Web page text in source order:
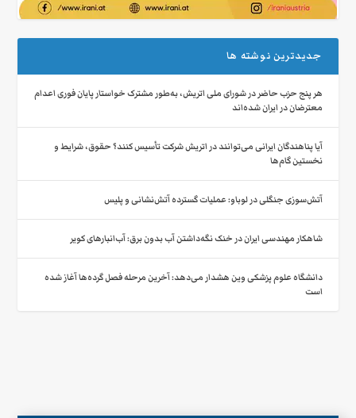
جدیدترین نوشته ها
هر پنج حزب حاضر در شورای ملی اتریش، به‌طور مشترک خواستار پایان فوری اعدام
معترضان در ایران شده‌اند
آیا پناهندگان ایرانی می‌توانند در اتریش شرکت تأسیس کنند؟ حقوق، شرایط و
نخستین گام‌ها
آتش‌سوزی جنگلی در لوباو: عملیات گسترده آتش‌نشانی و پلیس
شاهکار مهندسی ایران در خنک نگه‌داشتن آب بدون برق: آب‌انبارهای کویر
دانشگاه علوم پزشکی وین هشدار می‌دهد: آخرین مرحله فصل گرده‌ها آغاز شده
است